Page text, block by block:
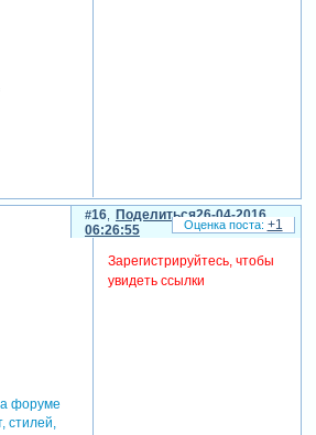
Поделиться
16
26-04-2016
06:26:55
Зарегистрируйтесь, чтобы
увидеть ссылки
+1